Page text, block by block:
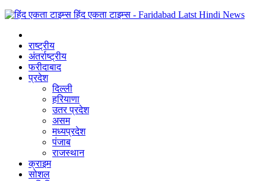
हिंद एकता टाइम्स - Faridabad Latst Hindi News
राष्ट्रीय
अंतर्राष्ट्रीय
फरीदाबाद
प्रदेश
दिल्ली
हरियाणा
उतर प्रदेश
असम
मध्यप्रदेश
पंजाब
राजस्थान
क्राइम
सोशल